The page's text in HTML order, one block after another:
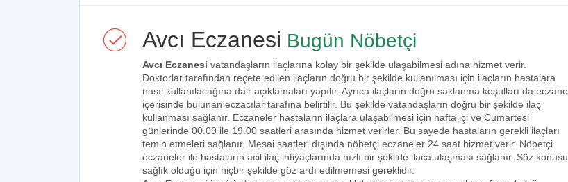
Avcı Eczanesi Bugün Nöbetçi
Avcı Eczanesi vatandaşların ilaçlarına kolay bir şekilde ulaşabilmesi adına hizmet verir.
Doktorlar tarafından reçete edilen ilaçların doğru bir şekilde kullanılması için ilaçların hastalara
nasıl kullanılacağına dair açıklamaları yapılır. Ayrıca ilaçların doğru saklanma koşulları da eczane
içerisinde bulunan eczacılar tarafına belirtilir. Bu şekilde vatandaşların doğru bir şekilde ilaç
kullanması sağlanır. Eczaneler hastaların ilaçlara ulaşabilmesi için hafta içi ve Cumartesi
günlerinde 00.09 ile 19.00 saatleri arasında hizmet verirler. Bu sayede hastaların gerekli ilaçları
temin etmeleri sağlanır. Mesai saatleri dışında nöbetçi eczaneler 24 saat hizmet verir. Nöbetçi
eczaneler ile hastaların acil ilaç ihtiyaçlarında hızlı bir şekilde ilaca ulaşması sağlanır. Söz konusu
sağlık olduğu için hiçbir şekilde göz ardı edilmemesi gereklidir.